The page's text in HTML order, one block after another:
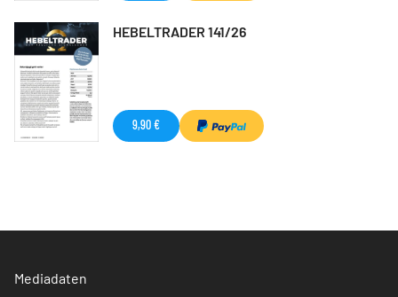
HEBELTRADER 141/26
9,90 €
Mediadaten